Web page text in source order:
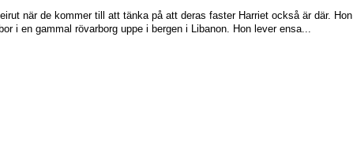
när de kommer till att tänka på att deras faster Harriet också är där. Hon
i en gammal rövarborg uppe i bergen i Libanon. Hon lever ensa...